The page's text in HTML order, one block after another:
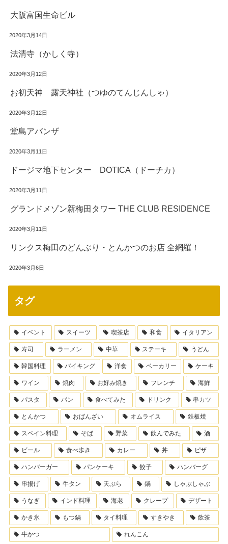
大阪富国生命ビル
2020年3月14日
法清寺（かしく寺）
2020年3月12日
お初天神 露天神社（つゆのてんじんしゃ）
2020年3月12日
堂島アバンザ
2020年3月11日
ドージマ地下センター DOTICA（ドーチカ）
2020年3月11日
グランドメゾン新梅田タワー THE CLUB RESIDENCE
2020年3月11日
リンクス梅田のどんぶり・とんかつのお店 全網羅！
2020年3月6日
タグ
イベント スイーツ 喫茶店 和食 イタリアン
寿司 ラーメン 中華 ステーキ うどん
韓国料理 バイキング 洋食 ベーカリー ケーキ
ワイン 焼肉 お好み焼き フレンチ 海鮮
パスタ パン 食べてみた ドリンク 串カツ
とんかつ おばんざい オムライス 鉄板焼
スペイン料理 そば 野菜 飲んでみた 酒
ビール 食べ歩き カレー 丼 ピザ
ハンバーガー パンケーキ 餃子 ハンバーグ
串揚げ 牛タン 天ぷら 鍋 しゃぶしゃぶ
うなぎ インド料理 海老 クレープ デザート
かき氷 もつ鍋 タイ料理 すきやき 飲茶
牛かつ れんこん